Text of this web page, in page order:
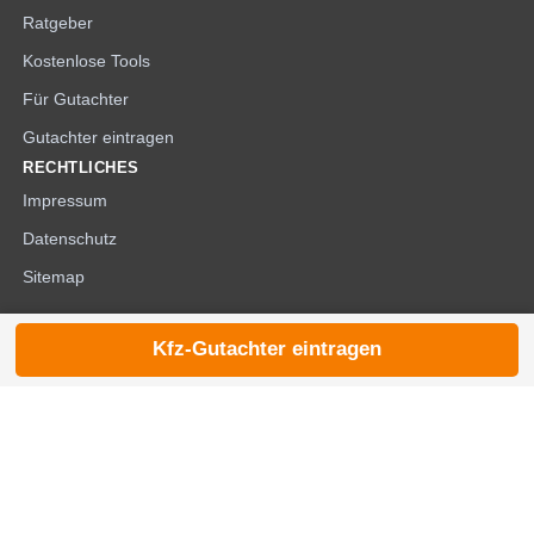
Ratgeber
Kostenlose Tools
Für Gutachter
Gutachter eintragen
RECHTLICHES
Impressum
Datenschutz
Sitemap
© 2026 die-kfzgutachter.de
Kfz-Gutachter eintragen